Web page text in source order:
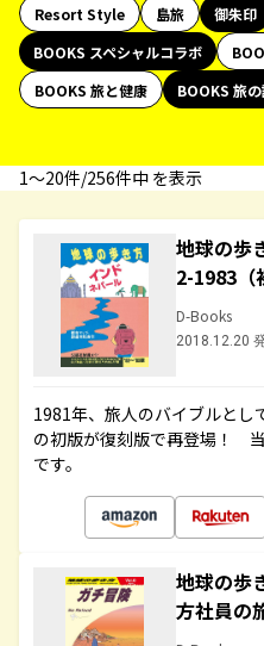
Resort Style
島旅 御朱印
BOOKS スペシャルコラボ
BOOKS 旅と健康
BOOKS 旅
1〜20件/256件中 を表示
地球の歩
2-1983（
D-Books
2018.12.20
1981年、旅人のバイブルとし
の初版が復刻版で再登場！
です。
地球の歩
方社員の